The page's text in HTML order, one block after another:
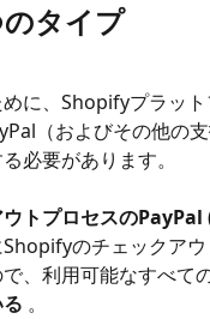
タイプ
に、Shopifyプラッ
（およびその他の支
必要があります。
トプロセスのPayPal
のチェックア
、利用可能なすべて
。